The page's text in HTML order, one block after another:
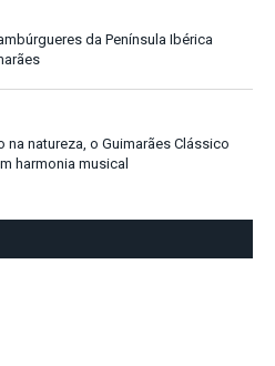
da Península Ibérica
na natureza, o Guimarães Clássico
harmonia musical